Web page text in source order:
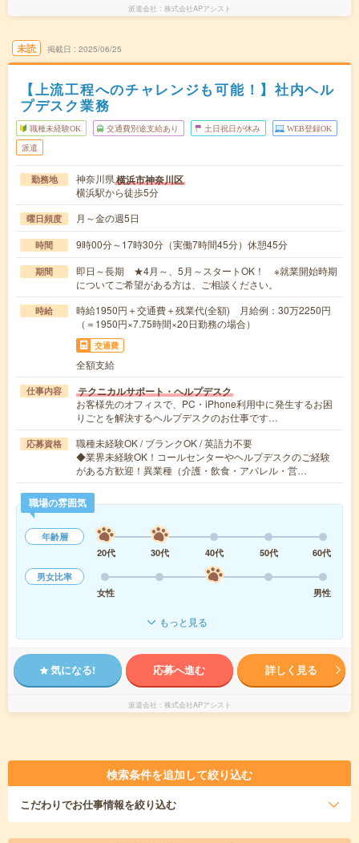
派遣会社 株式会社APアシスト
未読 掲載日 2025/06/25
【上流工程へのチャレンジも可能！】社内ヘル
プデスク業務
職種未経験OK 交通費別途支給あり 土日祝日が休み WEB登録OK
派遣
勤務地 神奈川県横浜市神奈川区
横浜駅から徒歩5分
曜日頻度 月～金の週5日
時間 9時00分～17時30分（実働7時間45分）休憩45分
期間
即日～長期 ★4月～、5月～スタートOK！ ※就業開始時期
についてご希望がある方は、ご相談ください。
時給
時給1950円＋交通費＋残業代(全額) 月給例：30万2250円
（＝1950円×7.75時間×20日勤務の場合）
交通費
全額支給
仕事内容 テクニカルサポート・ヘルプデスク
お客様先のオフィスで、PC・iPhone利用中に発生するお困
りごとを解決するヘルプデスクのお仕事です…
応募資格
職種未経験OK / ブランクOK / 英語力不要
◆業界未経験OK！コールセンターやヘルプデスクのご経験
がある方歓迎！異業種（介護・飲食・アパレル・営…
職場の雰囲気
年齢層
20代
30代 40代 50代
60代
男女比率
女性
男性
もっと見る
気になる! 応募へ進む 詳しく見る
派遣会社 株式会社APアシスト
検索条件を追加して絞り込む
こだわりでお仕事情報を絞り込む